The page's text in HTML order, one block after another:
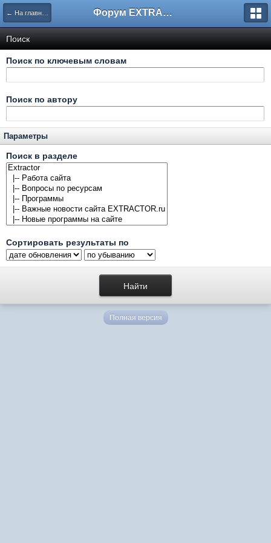
← На главную Форум EXTRACTOR.ru
Поиск
Поиск по ключевым словам
Поиск по автору
Параметры
Поиск в разделе
Сортировать результаты по
Полная версия